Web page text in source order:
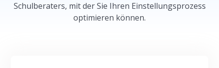
Schulberaters, mit der Sie Ihren Einstellungsprozess
optimieren können.